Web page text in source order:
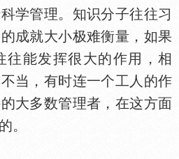
学管理。知识分子往往习
成就大小极难衡量，如果
往能发挥很大的作用，相
当，有时连一个工人的作
大多数管理者，在这方面
。